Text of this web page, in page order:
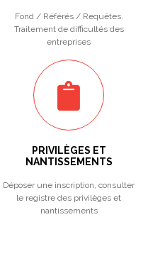
Fond / Référés / Requêtes.
Traitement de difficultés des
entreprises
PRIVILÈGES ET
NANTISSEMENTS
Déposer une inscription, consulter
le registre des privilèges et
nantissements